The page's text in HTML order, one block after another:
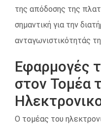
της απόδοσης της
σημαντική για την
ανταγωνιστικότητάς
Εφαρμογές
στον Τομέα
Ο τομέας του